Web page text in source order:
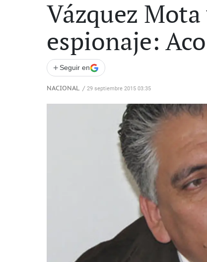
Vázquez
espionaje:
+ Seguir en
NACIONAL / 29 septiembre 2015 03:35